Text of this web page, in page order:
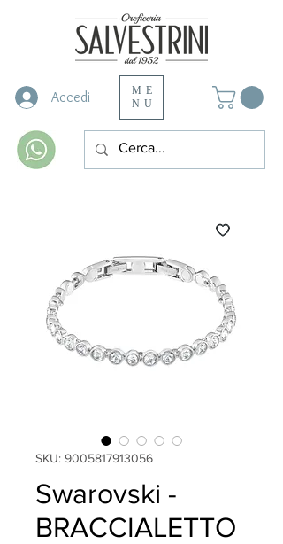
Accedi
ME
NU
SKU: 9005817913056
Swarovski -
BRACCIALETTO